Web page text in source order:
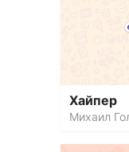
Хайпер
Михаил